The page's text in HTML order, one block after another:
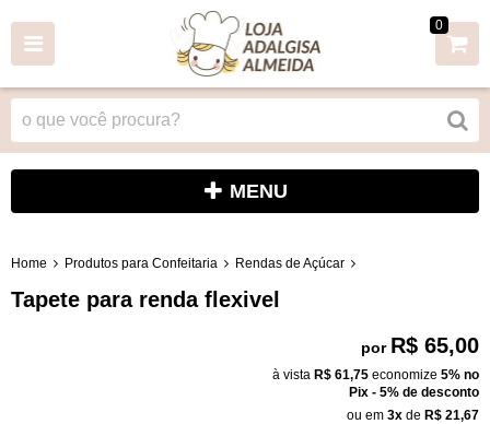
0
MENU
Home Produtos para Confeitaria Rendas de Açúcar
Tapete para renda flexivel
por R$ 65,00
à vista R$ 61,75 economize 5% no
Pix - 5% de desconto
ou em 3x de R$ 21,67